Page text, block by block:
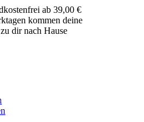
ab 39,00 €
kommen deine
dir nach Hause